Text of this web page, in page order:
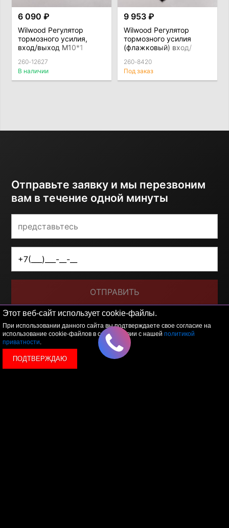
Этот веб-сайт использует cookie-файлы.
При использовании данного сайта вы подтверждаете свое согласие на
использование cookie-файлов в соответствии с нашей политикой
приватности.
ПОДТВЕРЖДАЮ
6 090 ₽
Wilwood Регулятор
тормозного усилия,
вход/выход М10*1
260-12627
В наличии
9 953 ₽
Wilwood Регулятор
тормозного усилия
(флажковый) вход/
260-8420
Под заказ
Отправьте заявку и мы перезвоним
вам в течение одной минуты
ОТПРАВИТЬ
Я принимаю условияполитики обработки
персональных данных